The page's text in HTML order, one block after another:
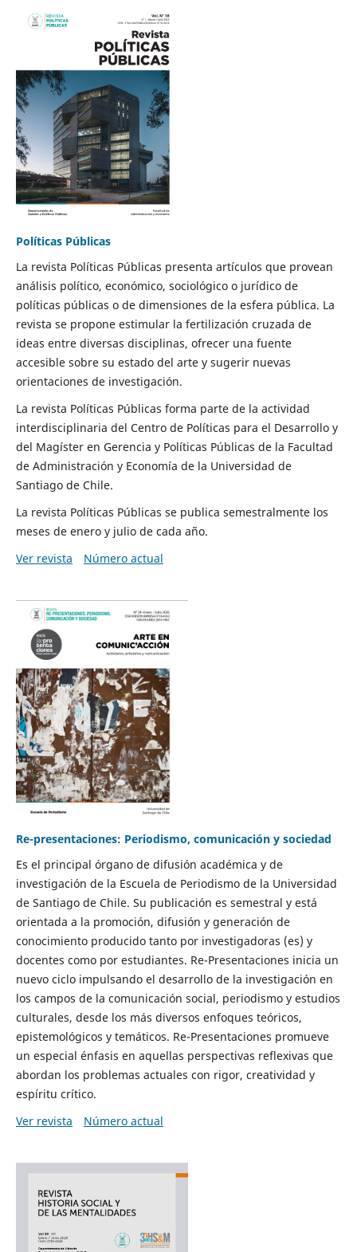
Políticas Públicas
La revista Políticas Públicas presenta artículos que provean
análisis político, económico, sociológico o jurídico de
políticas públicas o de dimensiones de la esfera pública. La
revista se propone estimular la fertilización cruzada de
ideas entre diversas disciplinas, ofrecer una fuente
accesible sobre su estado del arte y sugerir nuevas
orientaciones de investigación.
La revista Políticas Públicas forma parte de la actividad
interdisciplinaria del Centro de Políticas para el Desarrollo y
del Magíster en Gerencia y Políticas Públicas de la Facultad
de Administración y Economía de la Universidad de
Santiago de Chile.
La revista Políticas Públicas se publica semestralmente los
meses de enero y julio de cada año.
Ver revista
Número actual
Re-presentaciones: Periodismo, comunicación y sociedad
Es el principal órgano de difusión académica y de
investigación de la Escuela de Periodismo de la Universidad
de Santiago de Chile. Su publicación es semestral y está
orientada a la promoción, difusión y generación de
conocimiento producido tanto por investigadoras (es) y
docentes como por estudiantes. Re-Presentaciones inicia un
nuevo ciclo impulsando el desarrollo de la investigación en
los campos de la comunicación social, periodismo y estudios
culturales, desde los más diversos enfoques teóricos,
epistemológicos y temáticos. Re-Presentaciones promueve
un especial énfasis en aquellas perspectivas reflexivas que
abordan los problemas actuales con rigor, creatividad y
espíritu crítico.
Ver revista
Número actual